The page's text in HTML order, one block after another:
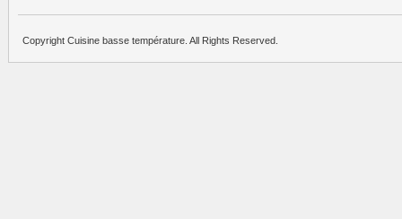
Copyright Cuisine basse température. All Rights Reserved.